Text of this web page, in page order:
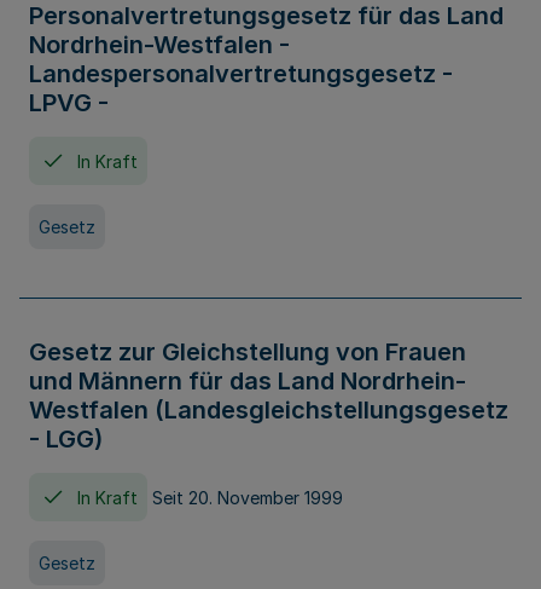
Personalvertretungsgesetz für das Land
Nordrhein-Westfalen -
Landespersonalvertretungsgesetz -
LPVG -
In Kraft
Gesetz
Gesetz zur Gleichstellung von Frauen
und Männern für das Land Nordrhein-
Westfalen (Landesgleichstellungsgesetz
- LGG)
In Kraft Seit 20. November 1999
Gesetz